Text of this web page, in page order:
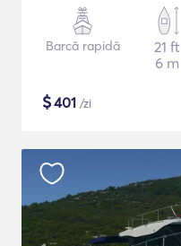
Barcă rapidă
21 ft
6 m
$401 /zi